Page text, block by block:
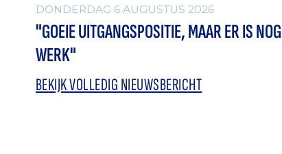
DONDERDAG 6 AUGUSTUS 2026
"GOEIE UITGANGSPOSITIE, MAAR ER IS NOG
WERK"
BEKIJK VOLLEDIG NIEUWSBERICHT